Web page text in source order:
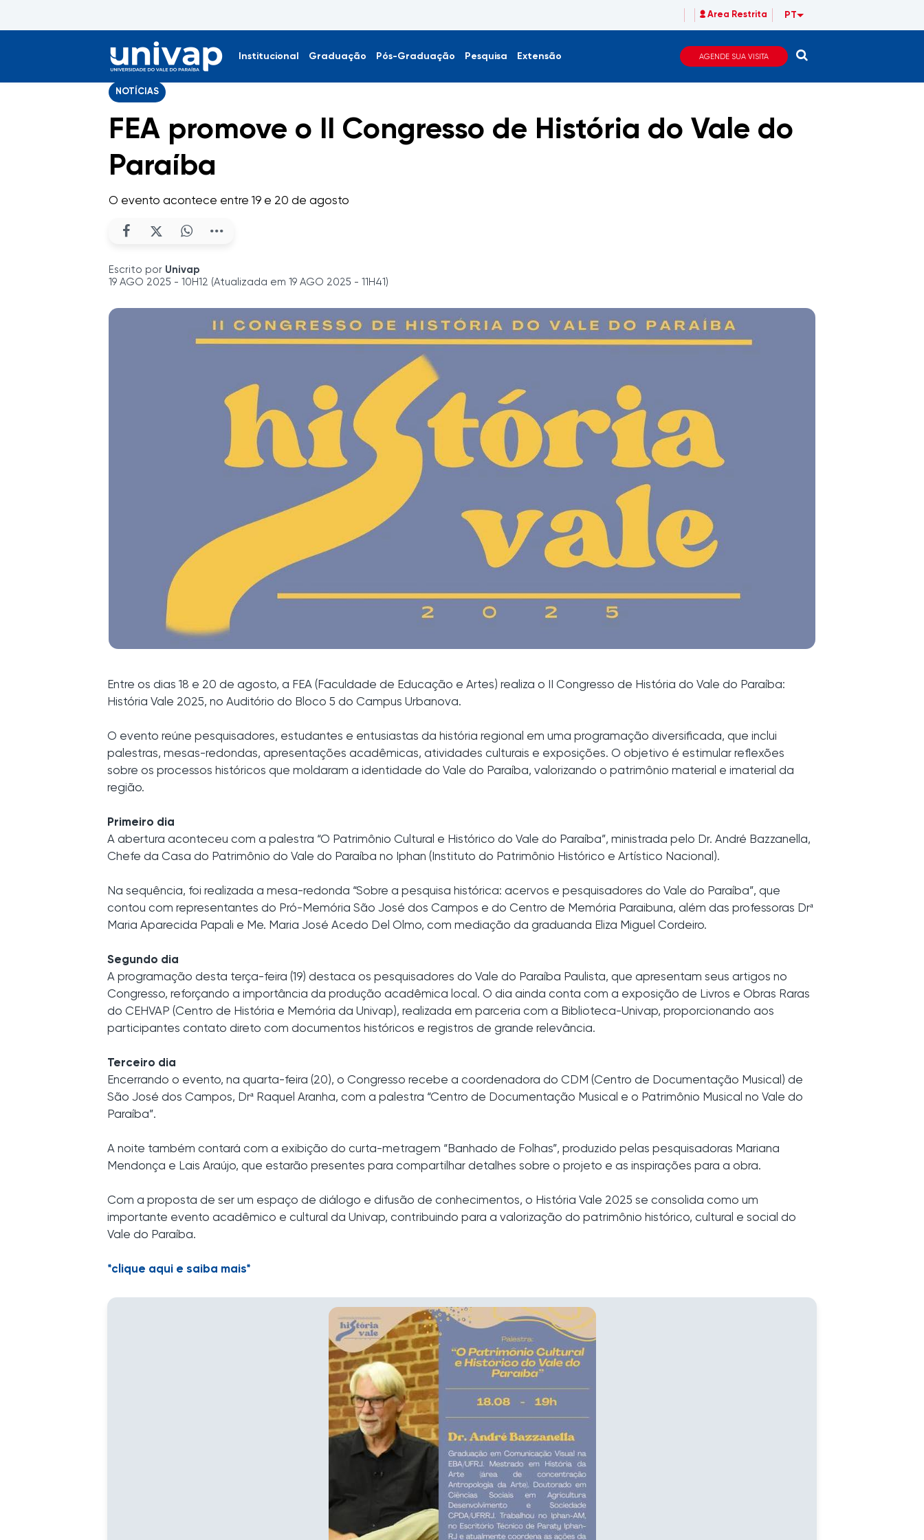
Area Restrita PT
Institucional Graduação Pós-Graduação Pesquisa Extensão AGENDE SUA VISITA
NOTÍCIAS
FEA promove o II Congresso de História do Vale do
Paraíba
O evento acontece entre 19 e 20 de agosto
Escrito por Univap
19 AGO 2025 - 10H12 (Atualizada em 19 AGO 2025 - 11H41)
Entre os dias 18 e 20 de agosto, a FEA (Faculdade de Educação e Artes) realiza o II Congresso de História do Vale do Paraíba:
História Vale 2025, no Auditório do Bloco 5 do Campus Urbanova.
O evento reúne pesquisadores, estudantes e entusiastas da história regional em uma programação diversificada, que inclui
palestras, mesas-redondas, apresentações acadêmicas, atividades culturais e exposições. O objetivo é estimular reflexões
sobre os processos históricos que moldaram a identidade do Vale do Paraíba, valorizando o patrimônio material e imaterial da
região.
Primeiro dia
A abertura aconteceu com a palestra “O Patrimônio Cultural e Histórico do Vale do Paraíba”, ministrada pelo Dr. André Bazzanella,
Chefe da Casa do Patrimônio do Vale do Paraíba no Iphan (Instituto do Patrimônio Histórico e Artístico Nacional).
Na sequência, foi realizada a mesa-redonda “Sobre a pesquisa histórica: acervos e pesquisadores do Vale do Paraíba”, que
contou com representantes do Pró-Memória São José dos Campos e do Centro de Memória Paraibuna, além das professoras Drª
Maria Aparecida Papali e Me. Maria José Acedo Del Olmo, com mediação da graduanda Eliza Miguel Cordeiro.
Segundo dia
A programação desta terça-feira (19) destaca os pesquisadores do Vale do Paraíba Paulista, que apresentam seus artigos no
Congresso, reforçando a importância da produção acadêmica local. O dia ainda conta com a exposição de Livros e Obras Raras
do CEHVAP (Centro de História e Memória da Univap), realizada em parceria com a Biblioteca-Univap, proporcionando aos
participantes contato direto com documentos históricos e registros de grande relevância.
Terceiro dia
Encerrando o evento, na quarta-feira (20), o Congresso recebe a coordenadora do CDM (Centro de Documentação Musical) de
São José dos Campos, Drª Raquel Aranha, com a palestra “Centro de Documentação Musical e o Patrimônio Musical no Vale do
Paraíba”.
A noite também contará com a exibição do curta-metragem “Banhado de Folhas”, produzido pelas pesquisadoras Mariana
Mendonça e Lais Araújo, que estarão presentes para compartilhar detalhes sobre o projeto e as inspirações para a obra.
Com a proposta de ser um espaço de diálogo e difusão de conhecimentos, o História Vale 2025 se consolida como um
importante evento acadêmico e cultural da Univap, contribuindo para a valorização do patrimônio histórico, cultural e social do
Vale do Paraíba.
*clique aqui e saiba mais*